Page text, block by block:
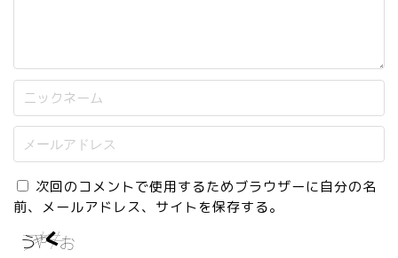
次回のコメントで使用するためブラウザーに自分の名
前、メールアドレス、サイトを保存する。